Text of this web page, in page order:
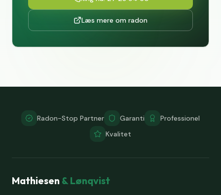
Læs mere om radon
Radon-Stop Partner Garanti
Professionel
Kvalitet
Mathiesen & Lønqvist